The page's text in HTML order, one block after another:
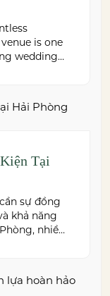
is one
wedding
ISO
system,
couples
Tại
sự đồng
khả năng
nhiều